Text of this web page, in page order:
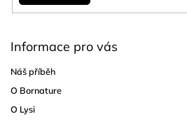
Informace pro vás
Náš příběh
O Bornature
O Lysi